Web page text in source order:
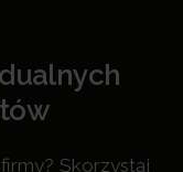
Skorzystaj